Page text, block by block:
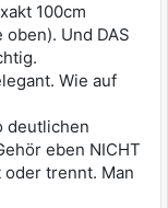
100cm
Und DAS
Wie auf
deutlichen
eben NICHT
trennt. Man